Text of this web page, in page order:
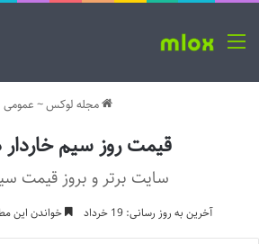
منو
مجله لوکس~ عمومی
قیمت روز سیم خاردار
سایت برتر و بروز قیمت
آخرین به روز رسانی: 19 خرداد خواندن این مطلب 2 دقیقه